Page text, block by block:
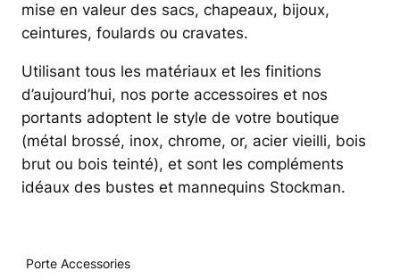
mise en valeur des sacs, chapeaux, bijoux,
ceintures, foulards ou cravates.
Utilisant tous les matériaux et les finitions
d’aujourd’hui, nos porte accessoires et nos
portants adoptent le style de votre boutique
(métal brossé, inox, chrome, or, acier vieilli, bois
brut ou bois teinté), et sont les compléments
idéaux des bustes et mannequins Stockman.
Porte Accessories